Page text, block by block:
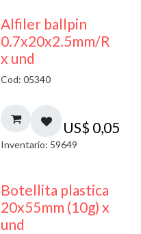
Alfiler ballpin
0.7x20x2.5mm/R
x und
Cod: 05340
US$ 0,05
Inventario: 59649
Botellita plastica
20x55mm (10g) x
und